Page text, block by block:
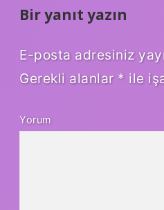
Bir yanıt yazın
E-posta adresiniz
Gerekli alanlar * ile
Yorum